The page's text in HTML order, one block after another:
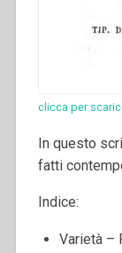
clicca per
In questo
fatti
Indice:
Varietà –